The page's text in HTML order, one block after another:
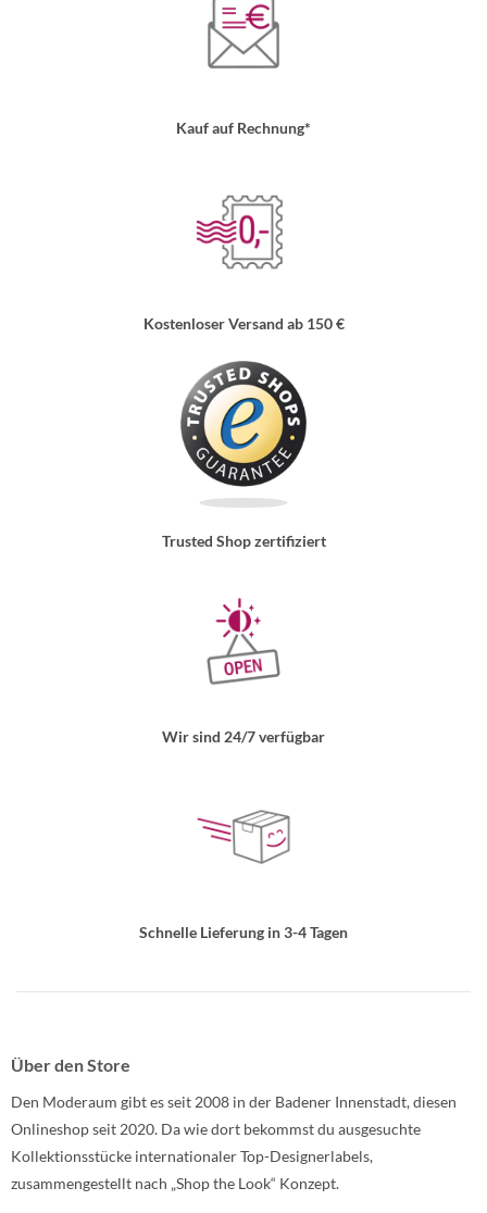
Kauf auf Rechnung*
Kostenloser Versand ab 150 €
Trusted Shop zertifiziert
Wir sind 24/7 verfügbar
Schnelle Lieferung in 3-4 Tagen
Über den Store
Den Moderaum gibt es seit 2008 in der Badener Innenstadt, diesen
Onlineshop seit 2020. Da wie dort bekommst du ausgesuchte
Kollektionsstücke internationaler Top-Designerlabels,
zusammengestellt nach „Shop the Look“ Konzept.